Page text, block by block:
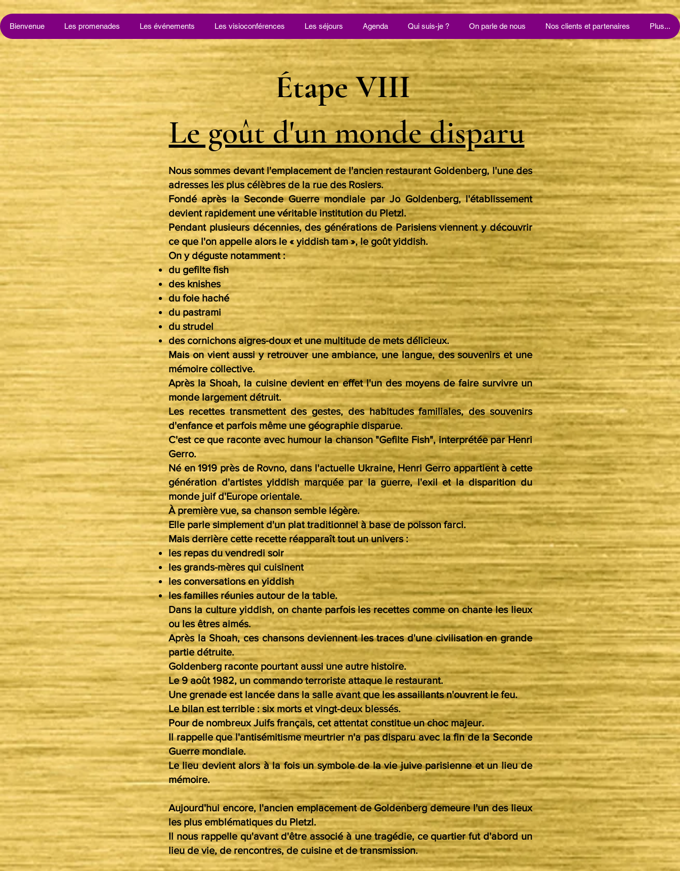
Bienvenue Les promenades Les événements Les visioconférences Les séjours Agenda Qui suis-je ? On parle de nous Nos clients et partenaires Plus...
Étape VIII
Le goût d'un monde disparu
Nous sommes devant l'emplacement de l'ancien restaurant Goldenberg, l'une des
adresses les plus célèbres de la rue des Rosiers.
Fondé après la Seconde Guerre mondiale par Jo Goldenberg, l'établissement
devient rapidement une véritable institution du Pletzl.
Pendant plusieurs décennies, des générations de Parisiens viennent y découvrir
ce que l'on appelle alors le « yiddish tam », le goût yiddish.
On y déguste notamment :
du gefilte fish
des knishes
du foie haché
du pastrami
du strudel
des cornichons aigres-doux et une multitude de mets délicieux.
Mais on vient aussi y retrouver une ambiance, une langue, des souvenirs et une
mémoire collective.
Après la Shoah, la cuisine devient en effet l'un des moyens de faire survivre un
monde largement détruit.
Les recettes transmettent des gestes, des habitudes familiales, des souvenirs
d'enfance et parfois même une géographie disparue.
C'est ce que raconte avec humour la chanson "Gefilte Fish", interprétée par Henri
Gerro.
Né en 1919 près de Rovno, dans l'actuelle Ukraine, Henri Gerro appartient à cette
génération d'artistes yiddish marquée par la guerre, l'exil et la disparition du
monde juif d'Europe orientale.
À première vue, sa chanson semble légère.
Elle parle simplement d'un plat traditionnel à base de poisson farci.
Mais derrière cette recette réapparaît tout un univers :
les repas du vendredi soir
les grands-mères qui cuisinent
les conversations en yiddish
les familles réunies autour de la table.
Dans la culture yiddish, on chante parfois les recettes comme on chante les lieux
ou les êtres aimés.
Après la Shoah, ces chansons deviennent les traces d'une civilisation en grande
partie détruite.
Goldenberg raconte pourtant aussi une autre histoire.
Le 9 août 1982, un commando terroriste attaque le restaurant.
Une grenade est lancée dans la salle avant que les assaillants n'ouvrent le feu.
Le bilan est terrible : six morts et vingt-deux blessés.
Pour de nombreux Juifs français, cet attentat constitue un choc majeur.
Il rappelle que l'antisémitisme meurtrier n'a pas disparu avec la fin de la Seconde
Guerre mondiale.
Le lieu devient alors à la fois un symbole de la vie juive parisienne et un lieu de
mémoire.
Aujourd'hui encore, l'ancien emplacement de Goldenberg demeure l'un des lieux
les plus emblématiques du Pletzl.
Il nous rappelle qu'avant d'être associé à une tragédie, ce quartier fut d'abord un
lieu de vie, de rencontres, de cuisine et de transmission.